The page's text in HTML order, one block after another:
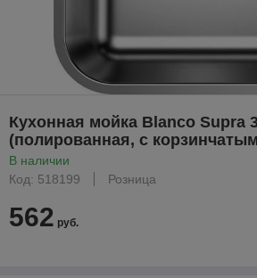
Кухонная мойка Blanco Supra
(полированная, с
В наличии
Код: 518199
Розница
562 руб.